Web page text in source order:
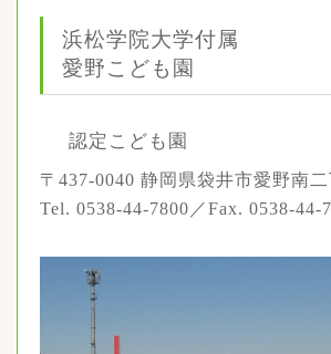
浜松学院大学付属
愛野こども園
認定こども園
〒437-0040 静岡県袋井市愛野南
Tel. 0538-44-7800／Fax. 0538-44-